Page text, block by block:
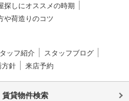
探しにオススメの時期
や荷造りのコツ
ッフ紹介
スタッフブログ
方針 来店予約
賃貸物件検索